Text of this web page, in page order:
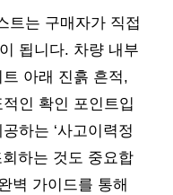
트는 구매자가 직접
됩니다. 차량 내부
아래 진흙 흔적,
인 확인 포인트입
하는 ‘사고이력정
하는 것도 중요합
벽 가이드를 통해